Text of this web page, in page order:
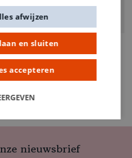
nieuwsbrief
en sluiten
accepteren
afwijzen